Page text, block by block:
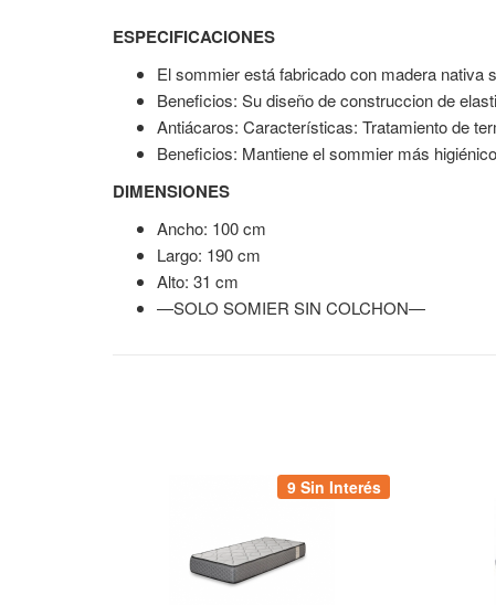
ESPECIFICACIONES
El sommier está fabricado con madera nativa
Beneficios: Su diseño de construccion de
Antiácaros: Características: Tratamiento de
Beneficios: Mantiene el sommier más
DIMENSIONES
Ancho: 100 cm
Largo: 190 cm
Alto: 31 cm
—SOLO SOMIER SIN COLCHON—
9 Sin Interés